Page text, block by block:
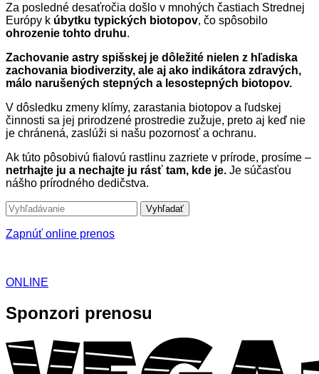
Za posledné desaťročia došlo v mnohých častiach Strednej
Európy k úbytku typických biotopov, čo spôsobilo
ohrozenie tohto druhu.
Zachovanie astry spišskej je dôležité nielen z hľadiska
zachovania biodiverzity, ale aj ako indikátora zdravých,
málo narušených stepných a lesostepných biotopov.
V dôsledku zmeny klímy, zarastania biotopov a ľudskej
činnosti sa jej prirodzené prostredie zužuje, preto aj keď nie
je chránená, zaslúži si našu pozornosť a ochranu.
Ak túto pôsobivú fialovú rastlinu zazriete v prírode, prosíme –
netrhajte ju a nechajte ju rásť tam, kde je. Je súčasťou
nášho prírodného dedičstva.
Vyhľadať
Zapnúť online prenos
ONLINE
Sponzori prenosu